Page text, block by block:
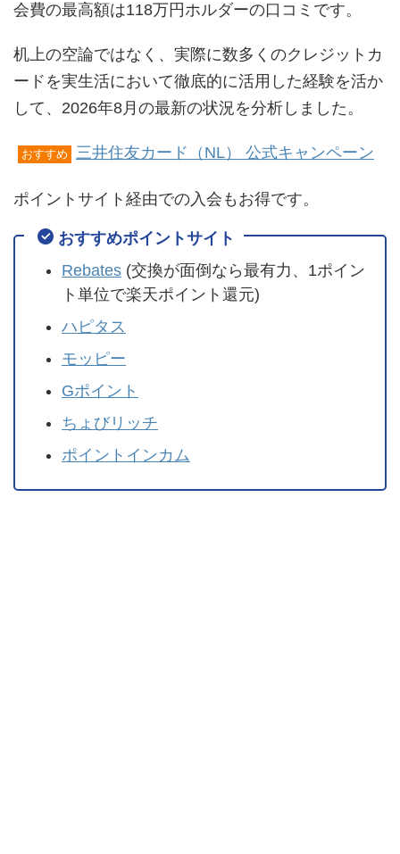
会費の最高額は118万円ホルダーの口コミです。
机上の空論ではなく、実際に数多くのクレジットカ
ードを実生活において徹底的に活用した経験を活か
して、2026年8月の最新の状況を分析しました。
おすすめ 三井住友カード（NL） 公式キャンペーン
ポイントサイト経由での入会もお得です。
おすすめポイントサイト
Rebates (交換が面倒なら最有力、1ポイン
ト単位で楽天ポイント還元)
ハピタス
モッピー
Gポイント
ちょびリッチ
ポイントインカム